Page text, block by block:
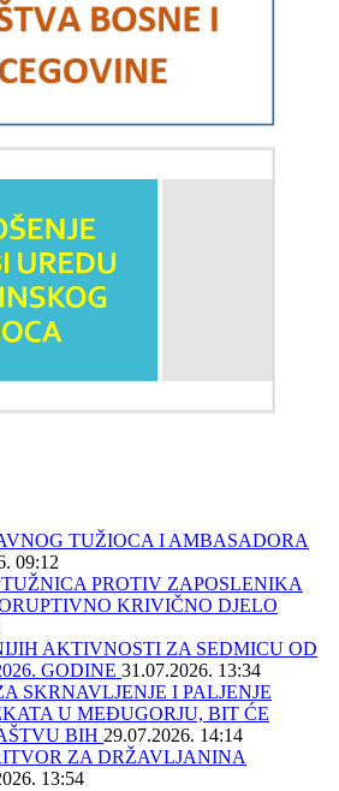
TUŽIOCA I AMBASADORA
09:12
PROTIV ZAPOSLENIKA
KRIVIČNO DJELO
AKTIVNOSTI ZA SEDMICU OD
GODINE 31.07.2026. 13:34
SKRNAVLJENJE I PALJENJE
U MEĐUGORJU, BIT ĆE
BIH 29.07.2026. 14:14
ZA DRŽAVLJANINA
13:54